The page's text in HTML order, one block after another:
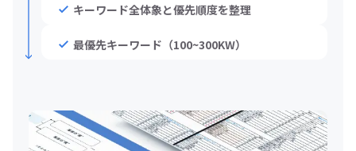
キーワード全体象と優先順度を整理
最優先キーワード（100~300KW）